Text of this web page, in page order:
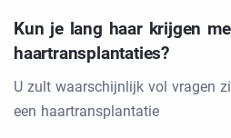
Kun je lang haar krijgen
haartransplantaties?
U zult waarschijnlijk vol vragen
een haartransplantatie